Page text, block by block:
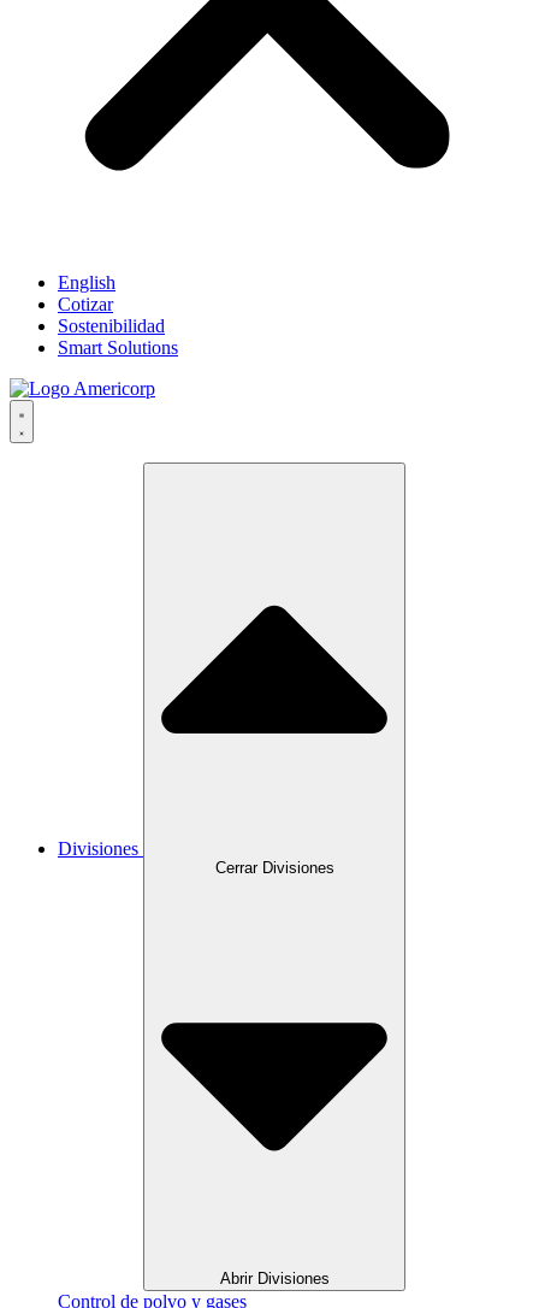
English
Cotizar
Sostenibilidad
Smart Solutions
Divisiones
Cerrar Divisiones
Abrir Divisiones
Control de polvo y gases